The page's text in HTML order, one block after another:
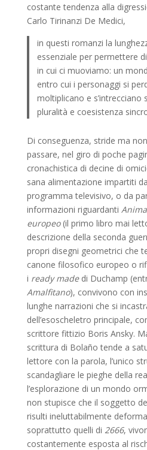
costante tendenza alla
Carlo Tirinanzi De Medici,
in questi romanzi la
essenziale per permettere
in cui ci muoviamo: un
entro cui i personaggi si
moltiplicano e s’intrecciano
pluralità e coesistenza
Di conseguenza, stride ma
passare, nel giro di poche
cronachistica di decine di
sana alimentazione impartiti
programma televisivo, o da
informazioni riguardanti
europeo (il primo libro mai
descrizione della seconda
propri disegni geometrici che
canone filosofico europeo o
i ready madedi Duchamp
Amalfitano), convivono con
lunghe narrazioni che si
dell’esoscheletro principale,
scrittore fittizio Boris Ansky.
scrittura di Bolaño tende a
lettore con la parola, l’unico
scandagliare le pieghe della
l’esplorazione di un mondo
non stupisce che il soggetto
risulti ineluttabilmente
soprattutto quelli di 2666,
costantemente esposta al